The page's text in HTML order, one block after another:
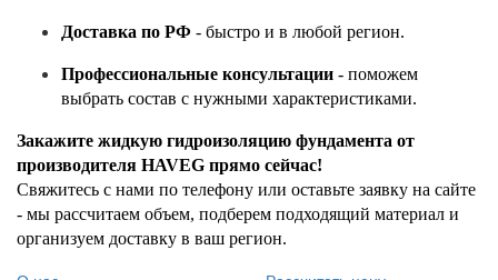
Доставка по РФ - быстро и в любой регион.
Профессиональные консультации - поможем
выбрать состав с нужными характеристиками.
Закажите жидкую гидроизоляцию фундамента от
производителя HAVEG прямо сейчас!
Свяжитесь с нами по телефону или оставьте заявку на сайте
- мы рассчитаем объем, подберем подходящий материал и
организуем доставку в ваш регион.